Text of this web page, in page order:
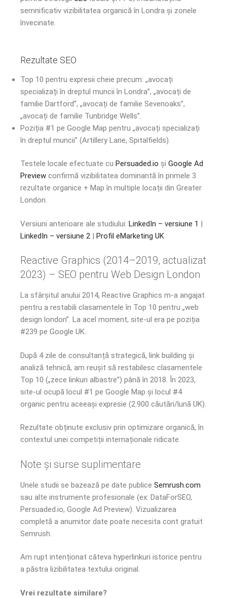
semnificativ vizibilitatea organică în Londra și zonele
învecinate.
Rezultate SEO
Top 10 pentru expresii cheie precum: „avocați
specializați în dreptul muncii în Londra”, „avocați de
familie Dartford”, „avocați de familie Sevenoaks”,
„avocați de familie Tunbridge Wells”.
Poziția #1 pe Google Map pentru „avocați specializați
în dreptul muncii” (Artillery Lane, Spitalfields).
Testele locale efectuate cu Persuaded.io și Google Ad
Preview confirmă vizibilitatea dominantă în primele 3
rezultate organice + Map în multiple locații din Greater
London.
Versiuni anterioare ale studiului: LinkedIn – versiune 1 |
LinkedIn – versiune 2 | Profil eMarketing UK
Reactive Graphics (2014–2019, actualizat
2023) – SEO pentru Web Design London
La sfârșitul anului 2014, Reactive Graphics m-a angajat
pentru a restabili clasamentele în Top 10 pentru „web
design london”. La acel moment, site-ul era pe poziția
#239 pe Google UK.
După 4 zile de consultanță strategică, link building și
analiză tehnică, am reușit să restabilesc clasamentele
Top 10 („zece linkuri albastre”) până în 2018. În 2023,
site-ul ocupă locul #1 pe Google Map și locul #4
organic pentru aceeași expresie (2.900 căutări/lună UK).
Rezultate obținute exclusiv prin optimizare organică, în
contextul unei competiții internaționale ridicate.
Note și surse suplimentare
Unele studii se bazează pe date publice Semrush.com
sau alte instrumente profesionale (ex: DataForSEO,
Persuaded.io, Google Ad Preview). Vizualizarea
completă a anumitor date poate necesita cont gratuit
Semrush.
Am rupt intenționat câteva hyperlinkuri istorice pentru
a păstra lizibilitatea textului original.
Vrei rezultate similare?